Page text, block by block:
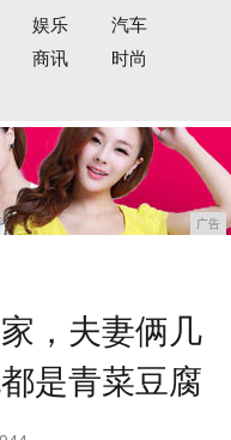
娱乐
汽车
商讯
时尚
广告
，夫妻俩几
是青菜豆腐